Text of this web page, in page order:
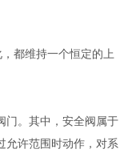
都维持一个恒定的上
。其中，安全阀属于
允许范围时动作，对系